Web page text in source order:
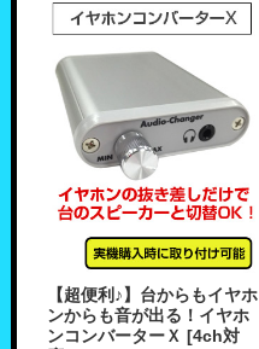
【超便利♪】台からもイヤホ
ンからも音が出る！イヤホ
ンコンバーターＸ [4ch対